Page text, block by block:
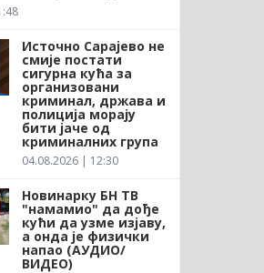
Источно Сарајево не
смије постати
сигурна кућа за
организовани
криминал, држава и
полиција морају
бити јаче од
криминалних група
04.08.2026 | 12:30
Новинарку БН ТВ
"намамио" да дође
кући да узме изјаву,
а онда је физички
напао (АУДИО/
ВИДЕО)